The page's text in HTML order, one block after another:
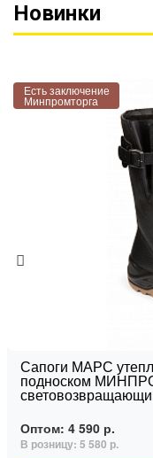
Новинки
Есть заключение
Минпромторга
Сапоги МАРС
подноском
Оптом: 4 590 р.
В розницу: 5 580 р.